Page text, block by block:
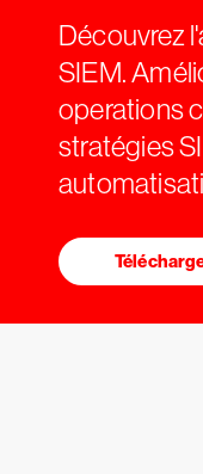
Découvrez
SIEM.
operations
stratégies